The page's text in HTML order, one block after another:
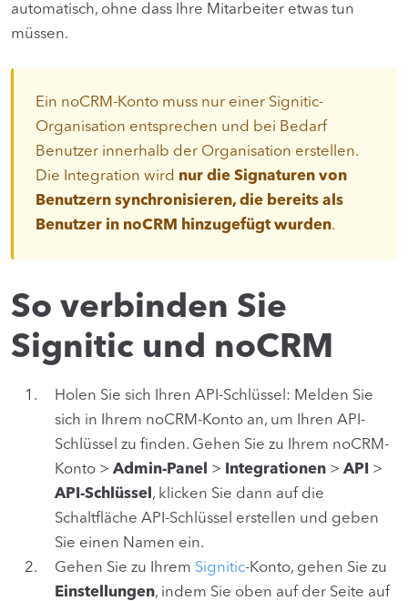
automatisch, ohne dass Ihre Mitarbeiter etwas tun
müssen.
Ein noCRM-Konto muss nur einer Signitic-
Organisation entsprechen und bei Bedarf
Benutzer innerhalb der Organisation erstellen.
Die Integration wird nur die Signaturen von
Benutzern synchronisieren, die bereits als
Benutzer in noCRM hinzugefügt wurden.
So verbinden Sie
Signitic und noCRM
Holen Sie sich Ihren API-Schlüssel: Melden Sie
sich in Ihrem noCRM-Konto an, um Ihren API-
Schlüssel zu finden. Gehen Sie zu Ihrem noCRM-
Konto > Admin-Panel > Integrationen > API >
API-Schlüssel , klicken Sie dann auf die
Schaltfläche API-Schlüssel erstellen und geben
Sie einen Namen ein.
Gehen Sie zu Ihrem Signitic-Konto, gehen Sie zu
Einstellungen, indem Sie oben auf der Seite auf